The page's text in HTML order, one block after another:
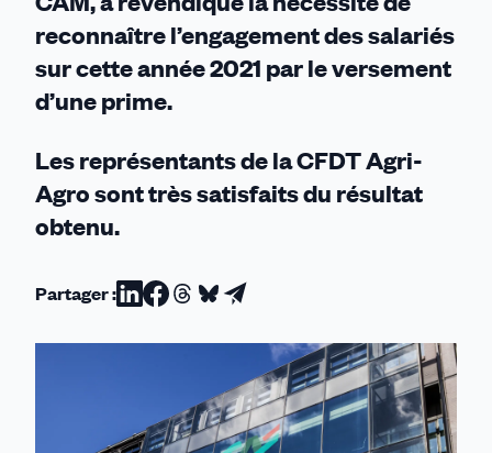
reconnaître l’engagement des salariés
sur cette année 2021 par le versement
d’une prime.
Les représentants de la CFDT Agri-
Agro sont très satisfaits du résultat
obtenu.
Partager :Partager
sur
Partager
sur
Facebook
Partager
sur
Threads
Partager
sur
Bluesky
Partager
par
email